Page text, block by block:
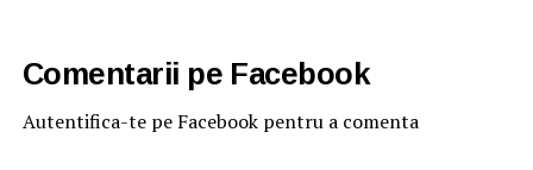
Comentarii pe Facebook
Autentifica-te pe Facebook pentru a comenta